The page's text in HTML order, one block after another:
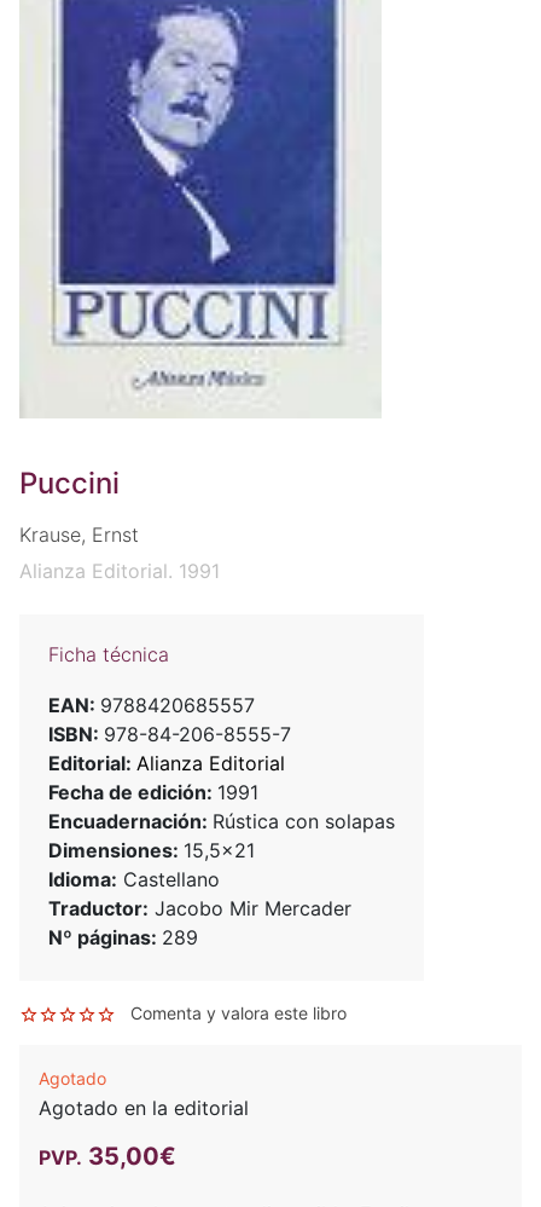
Puccini
Krause, Ernst
Alianza Editorial. 1991
Ficha técnica
EAN: 9788420685557
ISBN: 978-84-206-8555-7
Editorial: Alianza Editorial
Fecha de edición: 1991
Encuadernación: Rústica con solapas
Dimensiones: 15,5x21
Idioma: Castellano
Traductor: Jacobo Mir Mercader
Nº páginas: 289
Comenta y valora este libro
Agotado
Agotado en la editorial
PVP. 35,00€